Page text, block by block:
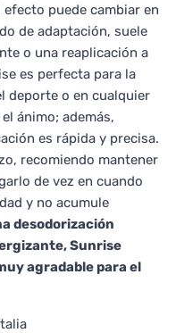
puede cambiar en
de adaptación, suele
o una reaplicación a
es perfecta para la
deporte o en cualquier
ánimo; además,
es rápida y precisa.
recomiendo mantener
de vez en cuando
y no acumule
desodorización
Sunrise
agradable para el